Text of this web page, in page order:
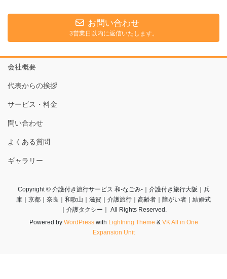
お問い合わせ
3営業日以内に返信いたします。
会社概要
代表からの挨拶
サービス・料金
問い合わせ
よくある質問
ギャラリー
Copyright © 介護付き旅行サービス 和-なごみ-｜介護付き旅行大阪｜兵
庫｜京都｜奈良｜和歌山｜滋賀｜介護旅行｜高齢者｜障がい者｜結婚式
｜介護タクシー｜ All Rights Reserved.
Powered by WordPresswith Lightning Theme & VK All in One
Expansion Unit